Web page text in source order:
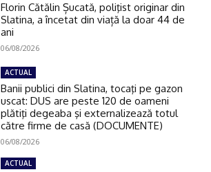
Florin Cătălin Șucată, poliţist originar din
Slatina, a încetat din viață la doar 44 de
ani
06/08/2026
ACTUAL
Banii publici din Slatina, tocaţi pe gazon
uscat: DUS are peste 120 de oameni
plătiţi degeaba şi externalizează totul
către firme de casă (DOCUMENTE)
06/08/2026
ACTUAL